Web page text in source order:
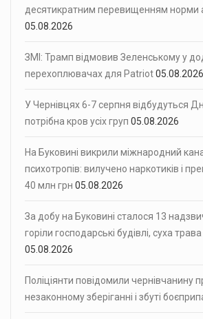
десятикратним перевищенням норми
05.08.2026
ЗМІ: Трамп відмовив Зеленському у
перехоплювачах для Patriot05.08.2026
У Чернівцях 6-7 серпня відбудуться
потрібна кров усіх груп 05.08.2026
На Буковині викрили міжнародний
психотропів: вилучено наркотиків і
40 млн грн 05.08.2026
За добу на Буковині сталося 13
горіли господарські будівлі, суха
05.08.2026
Поліціянти повідомили чернівчанину
незаконному зберіганні і збуті